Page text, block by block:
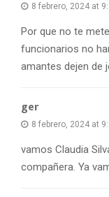
8 febrero, 2024 at
Por que no te
funcionarios no
amantes dejen de
ger
8 febrero, 2024 at
vamos Claudia
compañera. Ya